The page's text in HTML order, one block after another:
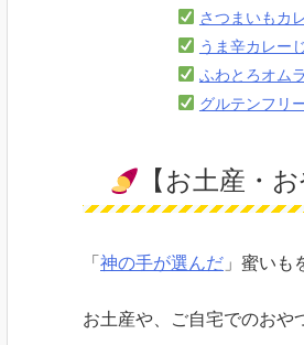
さつまいもカ
うま辛カレー
ふわとろオム
グルテンフリ
【お土産・
「神の手が選んだ 」蜜いも
お土産や、ご自宅でのおや